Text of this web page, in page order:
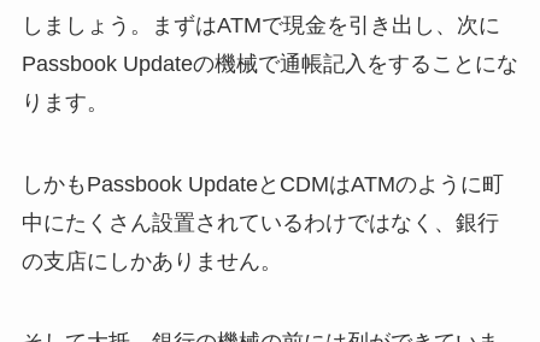
しましょう。まずはATMで現金を引き出し、次に
Passbook Updateの機械で通帳記入をすることにな
ります。
しかもPassbook UpdateとCDMはATMのように町
中にたくさん設置されているわけではなく、銀行
の支店にしかありません。